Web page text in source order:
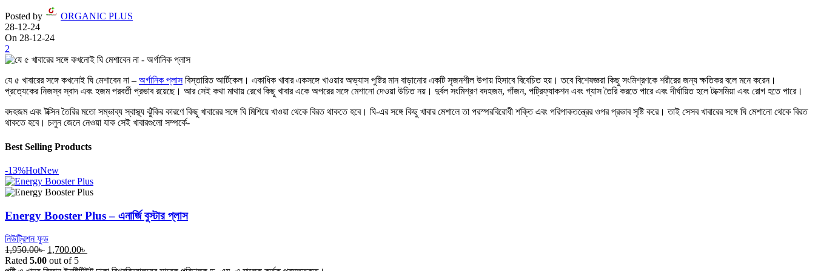
Posted by
ORGANIC PLUS
28-12-24
On 28-12-24
2
যে ৫ খাবারের সঙ্গে কখনোই ঘি মেশাবেন না – অর্গানিক প্লাসবিস্তারিত আর্টিকেল। একাধিক খাবার একসঙ্গে খাওয়ার অভ্যাস পুষ্টির মান বাড়ানোর একটি সৃজনশীল উপায় হিসাবে বিবেচিত হয়। তবে বিশেষজ্ঞরা কিছু সংমিশ্রণকে শরীরের জন্য ক্ষতিকর বলে মনে করেন।
প্রত্যেকের নিজস্ব স্বাদ এবং হজম পরবর্তী প্রভাব রয়েছে। আর সেই কথা মাথায় রেখে কিছু খাবার একে অপরের সঙ্গে মেশানো দেওয়া উচিত নয়। দুর্বল সংমিশ্রণ বদহজম, গাঁজন, পট্রিফ্যাকশন এবং গ্যাস তৈরি করতে পারে এবং দীর্ঘায়িত হলে টক্সেমিয়া এবং রোগ হতে পারে।
বদহজম এবং টক্সিন তৈরির মতো সম্ভাব্য স্বাস্থ্য ঝুঁকির কারণে কিছু খাবারের সঙ্গে ঘি মিশিয়ে খাওয়া থেকে বিরত থাকতে হবে। ঘি-এর সঙ্গে কিছু খাবার মেশালে তা পরস্পরবিরোধী শক্তি এবং পরিপাকতন্ত্রের ওপর প্রভাব সৃষ্টি করে। তাই সেসব খাবারের সঙ্গে ঘি মেশানো থেকে বিরত
থাকতে হবে। চলুন জেনে নেওয়া যাক সেই খাবারগুলো সম্পর্কে-
Best Selling Products
-13%HotNew
Energy Booster Plus – এনার্জি বুস্টার প্লাস
নিউট্রিশন ফুড
1,950.00৳ Original
price
1,700.00৳
Rated 5.00 out of 5